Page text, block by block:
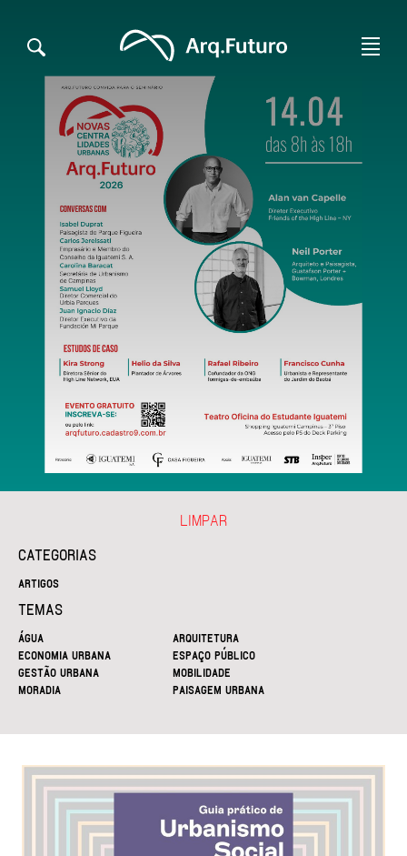
CATEGORIAS
ARTIGOS
TEMAS
ÁGUA
ARQUITETURA
ECONOMIA URBANA
ESPAÇO PÚBLICO
GESTÃO URBANA
MOBILIDADE
MORADIA
PAISAGEM URBANA
LIMPAR